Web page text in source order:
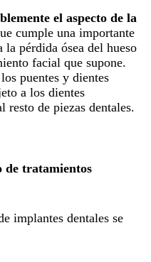
el aspecto de la
cumple una importante
pérdida ósea del hueso
facial que supone.
puentes y dientes
a los dientes
resto de piezas dentales.
de tratamientos
implantes dentales se